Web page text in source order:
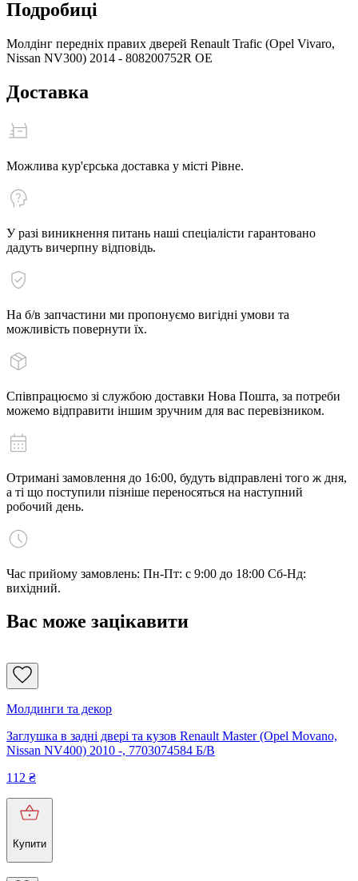
Подробиці
Молдінг передніх правих дверей Renault Trafic (Opel Vivaro,
Nissan NV300) 2014 - 808200752R OE
Доставка
Можлива кур'єрська доставка у місті Рівне.
У разі виникнення питань наші спеціалісти гарантовано
дадуть вичерпну відповідь.
На б/в запчастини ми пропонуємо вигідні умови та
можливість повернути їх.
Співпрацюємо зі службою доставки Нова Пошта, за потреби
можемо відправити іншим зручним для вас перевізником.
Отримані замовлення до 16:00, будуть відправлені того ж дня,
а ті що поступили пізніше переносяться на наступний
робочий день.
Час прийому замовлень: Пн-Пт: с 9:00 до 18:00 Сб-Нд:
вихідний.
Вас може зацікавити
Молдинги та декор
Заглушка в задні двері та кузов Renault Master (Opel Movano,
Nissan NV400) 2010 -, 7703074584 Б/В
112 ₴
Купити